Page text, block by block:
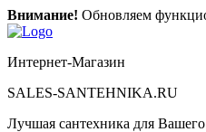
Внимание! Обновляем
Интернет-Магазин
SALES-SANTEHNIKA.RU
Лучшая сантехника для